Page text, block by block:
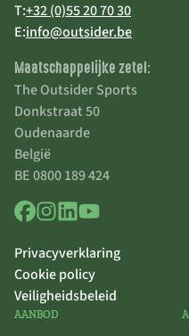
T:+32 (0)55 20 70 30
E:info@outsider.be
Maatschappelijke zetel:
The Outsider Sports
Donkstraat 50
Oudenaarde
België
BE 0800 189 424
Privacyverklaring
Cookie policy
Veiligheidsbeleid
AANBOD